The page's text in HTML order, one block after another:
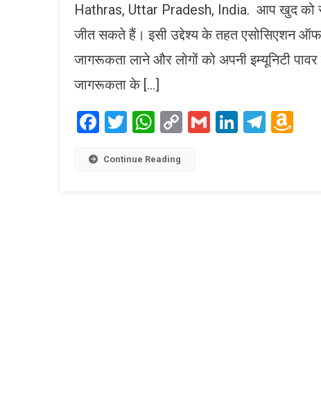
Hathras, Uttar Pradesh, India. आप खुद को
जीत सकते हैं। इसी उद्देश्य के तहत एसोसिएशन ऑफ
जागरूकता लाने और लोगों को अपनी इम्यूनिटी
जागरूकता के […]
Facebook
Twitter
WhatsApp
CopyGmailLinkedIn
Continue Reading